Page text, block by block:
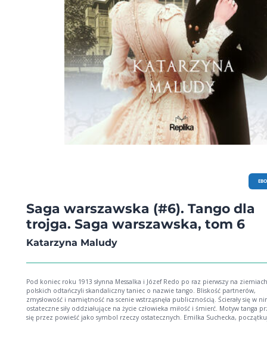
Saga warszawska (#6). Tango dla
trojga. Saga warszawska, tom 6
Katarzyna Maludy
Pod koniec roku 1913 słynna Messalka i Józef Redo po raz pierwszy na ziemiach
polskich odtańczyli skandaliczny taniec o nazwie tango. Bliskość partnerów,
zmysłowość i namiętność na scenie wstrząsnęła publicznością. Ścierały się w
ostateczne siły oddziałujące na życie człowieka miłość i śmierć. Motyw tanga przewija
się przez powieść jako symbol rzeczy ostatecznych. Emilka Suchecka,